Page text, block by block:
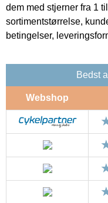
dem med stjerner fra 1
sortimentstørrelse,
betingelser,
Bedst
Webshop